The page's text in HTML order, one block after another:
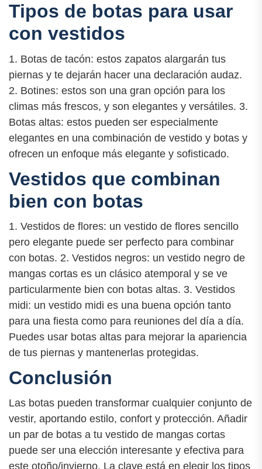
Tipos de botas para usar
con vestidos
1. Botas de tacón: estos zapatos alargarán tus
piernas y te dejarán hacer una declaración audaz.
2. Botines: estos son una gran opción para los
climas más frescos, y son elegantes y versátiles. 3.
Botas altas: estos pueden ser especialmente
elegantes en una combinación de vestido y botas y
ofrecen un enfoque más elegante y sofisticado.
Vestidos que combinan
bien con botas
1. Vestidos de flores: un vestido de flores sencillo
pero elegante puede ser perfecto para combinar
con botas. 2. Vestidos negros: un vestido negro de
mangas cortas es un clásico atemporal y se ve
particularmente bien con botas altas. 3. Vestidos
midi: un vestido midi es una buena opción tanto
para una fiesta como para reuniones del día a día.
Puedes usar botas altas para mejorar la apariencia
de tus piernas y mantenerlas protegidas.
Conclusión
Las botas pueden transformar cualquier conjunto de
vestir, aportando estilo, confort y protección. Añadir
un par de botas a tu vestido de mangas cortas
puede ser una elección interesante y efectiva para
este otoño/invierno. La clave está en elegir los tipos